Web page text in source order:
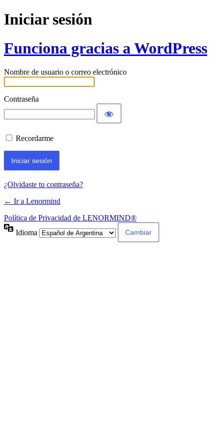
Iniciar sesión
Funciona gracias a WordPress
Nombre de usuario o correo electrónico
Contraseña
Recordarme
¿Olvidaste tu contraseña?
← Ir a Lenormind
Política de Privacidad de LENORMIND®
Idioma